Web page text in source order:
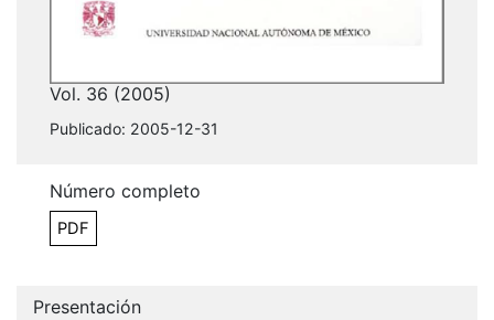
Vol. 36 (2005)
Publicado: 2005-12-31
Número completo
PDF
Presentación